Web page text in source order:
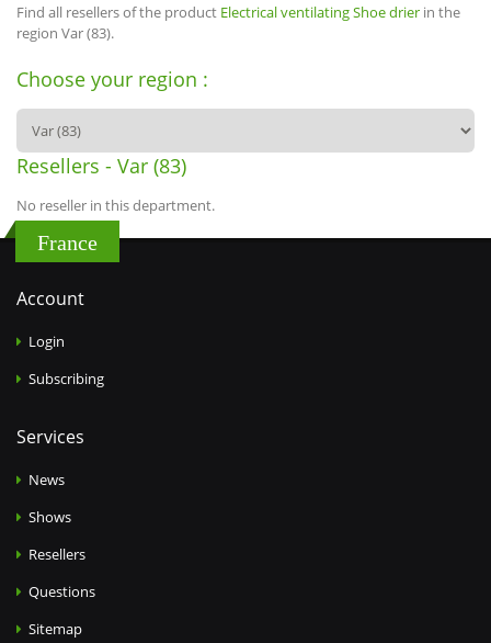
Find all resellers of the product Electrical ventilating Shoe drier in the
region Var (83).
Choose your region :
Resellers - Var (83)
No reseller in this department.
France
Account
Login
Subscribing
Services
News
Shows
Resellers
Questions
Sitemap